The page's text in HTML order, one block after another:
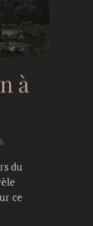
à
du
ce